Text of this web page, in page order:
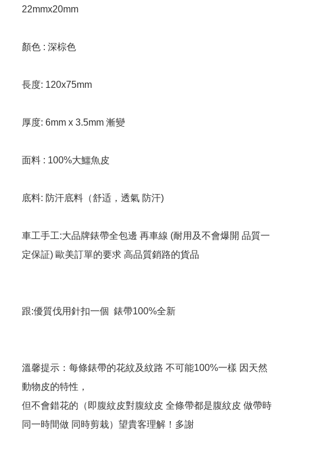
22mmx20mm
顏色 : 深棕色
長度: 120x75mm
厚度: 6mm x 3.5mm 漸變
面料 : 100%大鱷魚皮
底料: 防汗底料（舒适，透氣 防汗)
車工手工:大品牌錶帶全包邊 再車線 (耐用及不會爆開 品質一
定保証) 歐美訂單的要求 高品質銷路的貨品
跟:優質伐用針扣一個  錶帶100%全新
溫馨提示：每條錶帶的花紋及紋路 不可能100%一樣 因天然
動物皮的特性，
但不會錯花的（即腹紋皮對腹紋皮 全條帶都是腹紋皮 做帶時
同一時間做 同時剪栽）望貴客理解！多謝